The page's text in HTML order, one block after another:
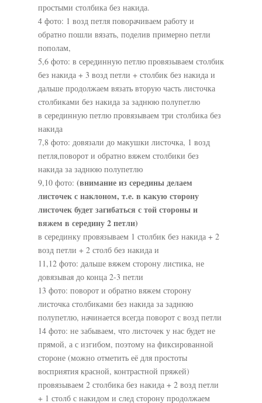
простыми столбика без накида.
4 фото: 1 возд петля поворачиваем работу и
обратно пошли вязать, поделив примерно петли
пополам,
5,6 фото: в серединную петлю провязываем столбик
без накида + 3 возд петли + столбик без накида и
дальше продолжаем вязать вторую часть листочка
столбиками без накида за заднюю полупетлю
в серединную петлю провязываем три столбика без
накида
7,8 фото: довязали до макушки листочка, 1 возд
петля,поворот и обратно вяжем столбики без
накида за заднюю полупетлю
9,10 фото: (внимание из середины делаем
листочек с наклоном, т.е. в какую сторону
листочек будет загибаться с той стороны и
вяжем в середину 2 петли)
в серединку провязываем 1 столбик без накида + 2
возд петли + 2 столб без накида и
11,12 фото: дальше вяжем сторону листика, не
довязывая до конца 2-3 петли
13 фото: поворот и обратно вяжем сторону
листочка столбиками без накида за заднюю
полупетлю, начинается всегда поворот с возд петли
14 фото: не забываем, что листочек у нас будет не
прямой, а с изгибом, поэтому на фиксированной
стороне (можно отметить её для простоты
восприятия красной, контрастной пряжей)
провязываем 2 столбика без накида + 2 возд петли
+ 1 столб с накидом и след сторону продолжаем